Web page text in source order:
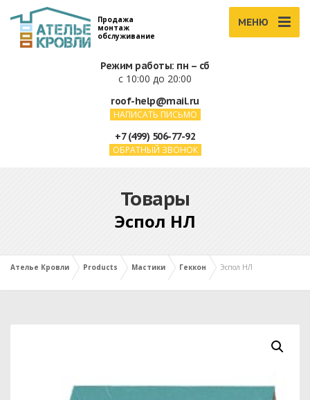
Продажа
монтаж
обслуживание
МЕНЮ
Режим работы: пн – сб
с 10:00 до 20:00
roof-help@mail.ru
НАПИСАТЬ ПИСЬМО
+7 (499) 506-77-92
ОБРАТНЫЙ ЗВОНОК
Товары
Эспол НЛ
Ателье Кровли Products Мастики Геккон Эспол НЛ